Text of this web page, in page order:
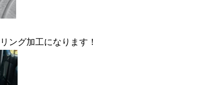
ング加工になります！